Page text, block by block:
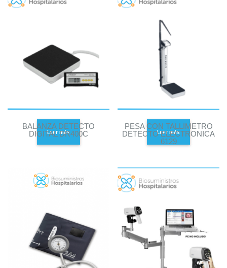
BALANZA DETECTO
DIGITAL DR400C
Leer más
PESA CON TALLIMETRO
DETECTO ELECTRONICA
6129
Leer más